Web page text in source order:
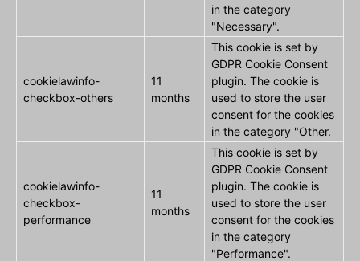
in the category
"Necessary".
cookielawinfo-
checkbox-others
11
months
This cookie is set by
GDPR Cookie Consent
plugin. The cookie is
used to store the user
consent for the cookies
in the category "Other.
cookielawinfo-
checkbox-
performance
11
months
This cookie is set by
GDPR Cookie Consent
plugin. The cookie is
used to store the user
consent for the cookies
in the category
"Performance".